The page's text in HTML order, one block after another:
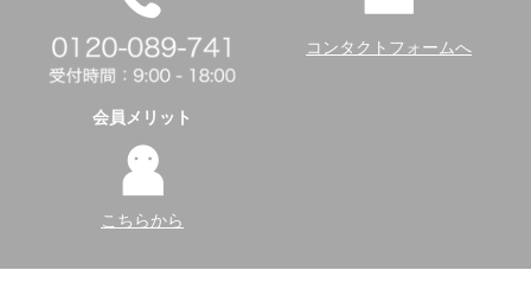
コンタクトフォームへ
会員メリット
こちらから